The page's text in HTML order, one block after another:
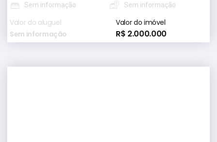
Sem informação
Sem informação
Valor do aluguel
Sem informação
Valor do imóvel
R$ 2.000.000